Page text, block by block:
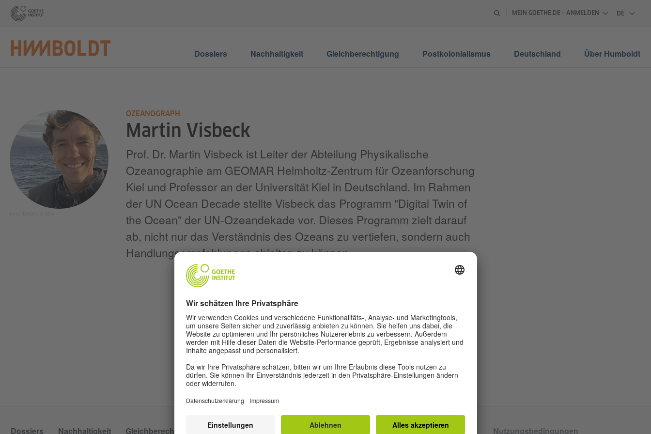
MEIN GOETHE.DE – ANMELDEN
DE
Dossiers Nachhaltigkeit Gleichberechtigung Postkolonialismus Deutschland Über Humboldt
OZEANOGRAPH
Martin Visbeck
Prof. Dr. Martin Visbeck ist Leiter der Abteilung Physikalische
Ozeanographie am GEOMAR Helmholtz-Zentrum für Ozeanforschung
Kiel und Professor an der Universität Kiel in Deutschland. Im Rahmen
der UN Ocean Decade stellte Visbeck das Programm "Digital Twin of
the Ocean" der UN-Ozeandekade vor. Dieses Programm zielt darauf
ab, nicht nur das Verständnis des Ozeans zu vertiefen, sondern auch
Handlungsempfehlungen ableiten zu können.
REDAKTION UND AUTOR*INNEN
Dossiers Nachhaltigkeit Gleichberechtigung
Postkolonialismus
Impressum Datenschutz
Nutzungsbedingungen